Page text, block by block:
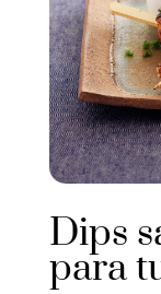
Dips
para